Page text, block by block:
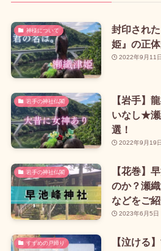
神様について
封印され
姫』の正
2022年9月11日
岩手の神社仏閣
【岩手】
いなし★瀬
選！
2022年9月19日
岩手の神社仏閣
【花巻】
のか？瀬
などをご
2023年6月5日
すずめの戸締り 【泣ける